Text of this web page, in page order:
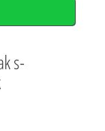
s-